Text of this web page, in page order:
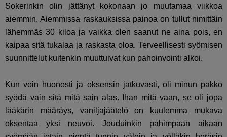
Sokerinkin olin jättänyt kokonaan jo muutamaa viikkoa
aiemmin. Aiemmissa raskauksissa painoa on tullut nimittäin
lähemmäs 30 kiloa ja vaikka olen saanut ne aina pois, en
kaipaa sitä tukalaa ja raskasta oloa. Terveellisesti syömisen
suunnittelut kuitenkin muuttuivat kun pahoinvointi alkoi.
Kun voin huonosti ja oksensin jatkuvasti, oli minun pakko
syödä vain sitä mitä sain alas. Ihan mitä vaan, se oli jopa
lääkärin määräys, vaniljajäätelö on kuulemma mukava
oksentaa yksi neuvoi. Jouduinkin pahimpaan aikaan